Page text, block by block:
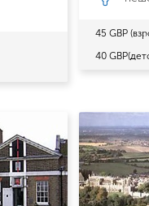
Наш менеджер
в ближайшее время
Телефон
Поймайте выгодную
Подпишитесь и
Как Вас зовут?
45 GBP
40